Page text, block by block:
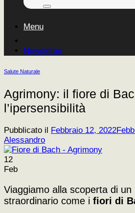
Menu
Newsletter
Salute Naturale
Agrimony: il fiore di
l’ipersensibilità
Pubblicato il Febbraio 12, 2022
Alessandro
12
Feb
Viaggiamo alla scoperta di un
straordinario come i fiori di